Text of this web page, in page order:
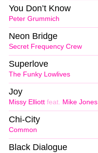
Peter Grummich
You Don’t Know
Secret Frequency Crew
Neon Bridge
The Funky Lowlives
Superlove
Missy Elliott feat. Mike Jones
Joy
Common
Chi-City
Black Dialogue